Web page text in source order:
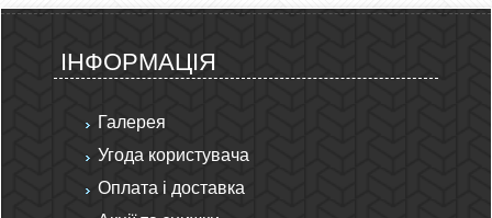
ІНФОРМАЦІЯ
Галерея
Угода користувача
Оплата і доставка